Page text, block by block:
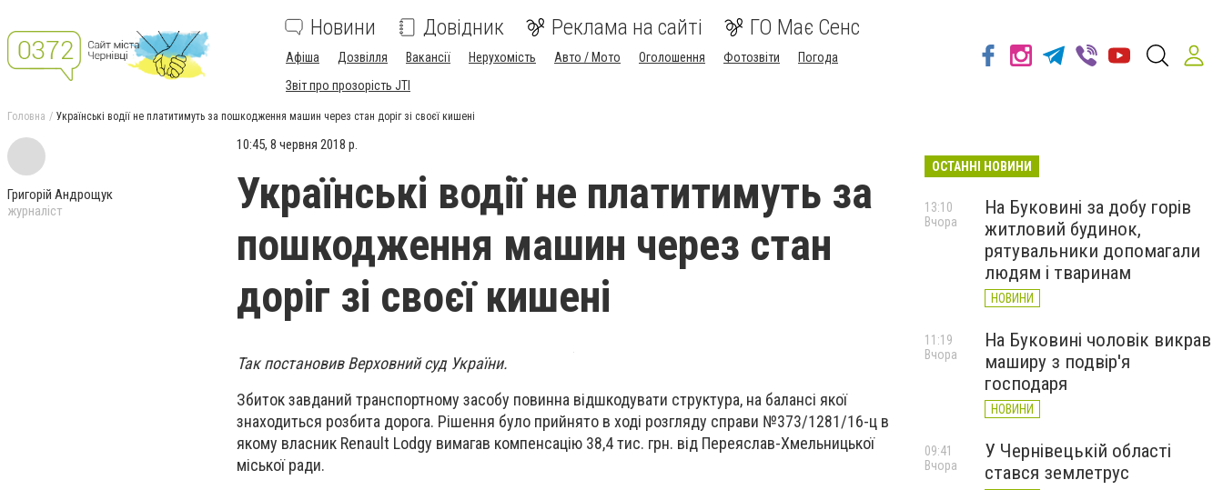
Новини Довідник Реклама на сайті ГО Має Сенс
Афіша Дозвілля Вакансії Нерухомість Авто / Мото Оголошення Фотозвіти
Погода
Звіт про прозорість JTI
Головна Українські водії не платитимуть за пошкодження машин через стан доріг зі своєї кишені
Григорій Андрощук
журналіст
10:45, 8 червня 2018 р.
Українські водії не платитимуть за
пошкодження машин через стан
доріг зі своєї кишені
Так постановив Верховний суд України.
Збиток завданий транспортному засобу повинна відшкодувати структура, на балансі якої
знаходиться розбита дорога. Рішення було прийнято в ході розгляду справи №373/1281/16-ц в
якому власник Renault Lodgy вимагав компенсацію 38,4 тис. грн. від Переяслав-Хмельницької
міської ради.
ОСТАННІ НОВИНИ
На Буковині за добу горів
житловий будинок,
рятувальники допомагали
людям і тваринам
НОВИНИ
13:10
Вчора
На Буковині чоловік викрав
маширу з подвір'я
господаря
НОВИНИ
11:19
Вчора
У Чернівецькій області
стався землетрус
09:41
Вчора